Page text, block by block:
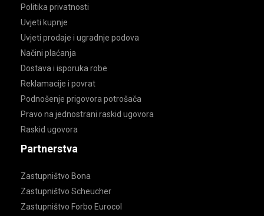
Politika privatnosti
Uvjeti kupnje
Uvjeti prodaje i ugradnje podova
Načini plaćanja
Dostava i isporuka robe
Reklamacije i povrat
Podnošenje prigovora potrošača
Pravo na jednostrani raskid ugovora
Raskid ugovora
Partnerstva
Zastupništvo Bona
Zastupništvo Scheucher
Zastupništvo Forbo Eurocol